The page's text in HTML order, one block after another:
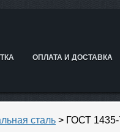
ОПЛАТА И ДОСТАВКА
сталь > ГОСТ